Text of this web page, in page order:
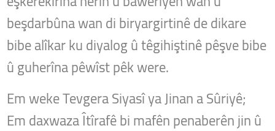
beşdarbûna wan di biryargirtinê de dikare
bibe alîkar ku diyalog û têgihiştinê pêşve bibe
û guherîna pêwîst pêk were.
Em weke Tevgera Siyasî ya Jinan a Sûriyê;
Em daxwaza Îtîrafê bi mafên penaberên jin û